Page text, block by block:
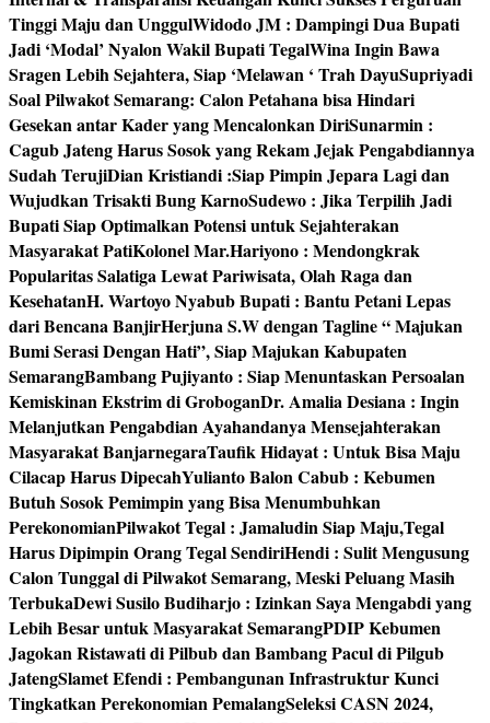
Tinggi Maju dan UnggulWidodo JM : Dampingi Dua Bupati
Jadi ‘Modal’ Nyalon Wakil Bupati TegalWina Ingin Bawa
Sragen Lebih Sejahtera, Siap ‘Melawan ‘ Trah DayuSupriyadi
Soal Pilwakot Semarang: Calon Petahana bisa Hindari
Gesekan antar Kader yang Mencalonkan DiriSunarmin :
Cagub Jateng Harus Sosok yang Rekam Jejak Pengabdiannya
Sudah TerujiDian Kristiandi :Siap Pimpin Jepara Lagi dan
Wujudkan Trisakti Bung KarnoSudewo : Jika Terpilih Jadi
Bupati Siap Optimalkan Potensi untuk Sejahterakan
Masyarakat PatiKolonel Mar.Hariyono : Mendongkrak
Popularitas Salatiga Lewat Pariwisata, Olah Raga dan
KesehatanH. Wartoyo Nyabub Bupati : Bantu Petani Lepas
dari Bencana BanjirHerjuna S.W dengan Tagline “ Majukan
Bumi Serasi Dengan Hati”, Siap Majukan Kabupaten
SemarangBambang Pujiyanto : Siap Menuntaskan Persoalan
Kemiskinan Ekstrim di GroboganDr. Amalia Desiana : Ingin
Melanjutkan Pengabdian Ayahandanya Mensejahterakan
Masyarakat BanjarnegaraTaufik Hidayat : Untuk Bisa Maju
Cilacap Harus DipecahYulianto Balon Cabub : Kebumen
Butuh Sosok Pemimpin yang Bisa Menumbuhkan
PerekonomianPilwakot Tegal : Jamaludin Siap Maju,Tegal
Harus Dipimpin Orang Tegal SendiriHendi : Sulit Mengusung
Calon Tunggal di Pilwakot Semarang, Meski Peluang Masih
TerbukaDewi Susilo Budiharjo : Izinkan Saya Mengabdi yang
Lebih Besar untuk Masyarakat SemarangPDIP Kebumen
Jagokan Ristawati di Pilbub dan Bambang Pacul di Pilgub
JatengSlamet Efendi : Pembangunan Infrastruktur Kunci
Tingkatkan Perekonomian PemalangSeleksi CASN 2024,